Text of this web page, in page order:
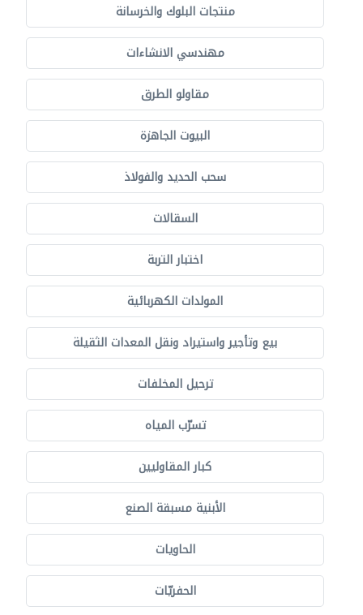
منتجات البلوك والخرسانة
مهندسي الانشاءات
مقاولو الطرق
البيوت الجاهزة
سحب الحديد والفولاذ
السقالات
اختبار التربة
المولدات الكهربائية
بيع وتأجير واستيراد ونقل المعدات الثقيلة
ترحيل المخلفات
تسرّب المياه
كبار المقاوليين
الأبنية مسبقة الصنع
الحاويات
الحفريّات